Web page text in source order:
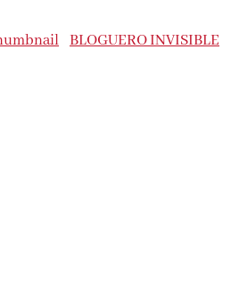
BLOGUERO INVISIBLE